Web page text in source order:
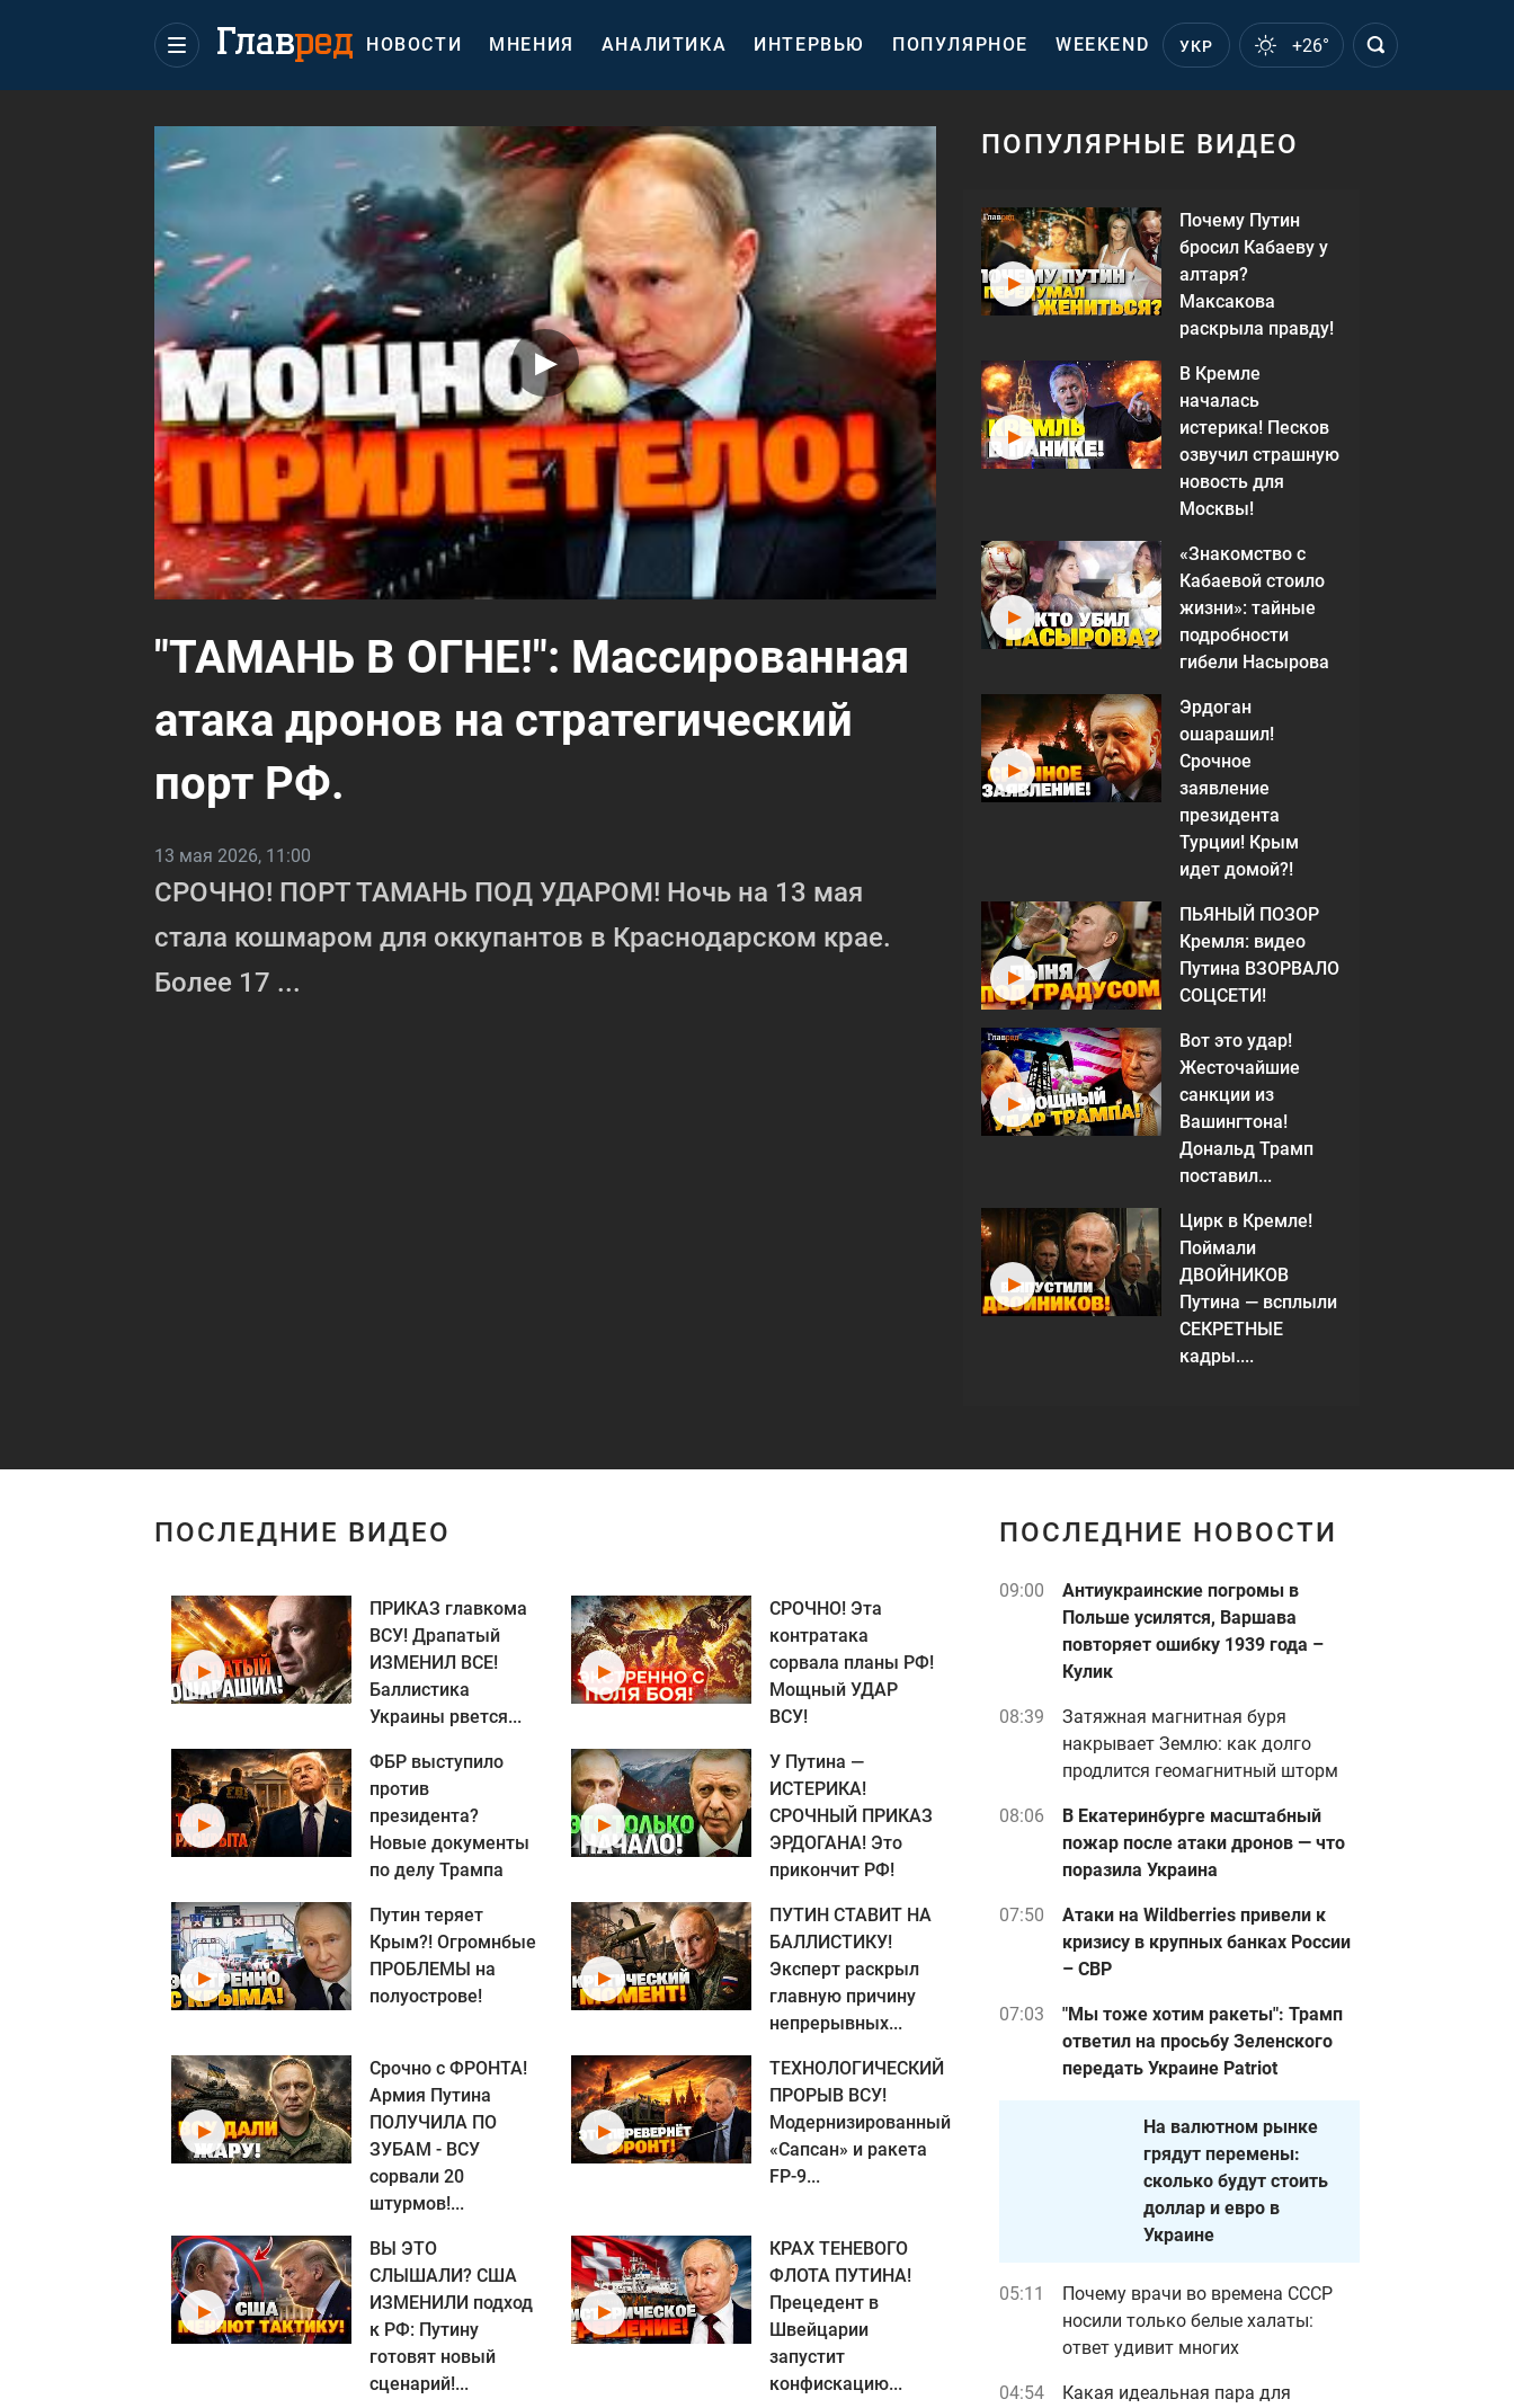
НОВОСТИ МНЕНИЯ АНАЛИТИКА ИНТЕРВЬЮ ПОПУЛЯРНОЕ WEEKEND УКР +26°
"ТАМАНЬ В ОГНЕ!": Массированная
атака дронов на стратегический
порт РФ.
13 мая 2026, 11:00
СРОЧНО! ПОРТ ТАМАНЬ ПОД УДАРОМ! Ночь на 13 мая
стала кошмаром для оккупантов в Краснодарском крае.
Более 17 ...
ПОПУЛЯРНЫЕ ВИДЕО
Почему Путин
бросил Кабаеву у
алтаря?
Максакова
раскрыла правду!
В Кремле
началась
истерика! Песков
озвучил страшную
новость для
Москвы!
«Знакомство с
Кабаевой стоило
жизни»: тайные
подробности
гибели Насырова
Эрдоган
ошарашил!
Срочное
заявление
президента
Турции! Крым
идет домой?!
ПЬЯНЫЙ ПОЗОР
Кремля: видео
Путина ВЗОРВАЛО
СОЦСЕТИ!
Вот это удар!
Жесточайшие
санкции из
Вашингтона!
Дональд Трамп
поставил...
Цирк в Кремле!
Поймали
ДВОЙНИКОВ
Путина — всплыли
СЕКРЕТНЫЕ
кадры....
ПОСЛЕДНИЕ ВИДЕО
ПРИКАЗ главкома
ВСУ! Драпатый
ИЗМЕНИЛ ВСЕ!
Баллистика
Украины рвется...
СРОЧНО! Эта
контратака
сорвала планы РФ!
Мощный УДАР
ВСУ!
ФБР выступило
против
президента?
Новые документы
по делу Трампа
У Путина —
ИСТЕРИКА!
СРОЧНЫЙ ПРИКАЗ
ЭРДОГАНА! Это
прикончит РФ!
Путин теряет
Крым?! Огромнбые
ПРОБЛЕМЫ на
полуострове!
ПУТИН СТАВИТ НА
БАЛЛИСТИКУ!
Эксперт раскрыл
главную причину
непрерывных...
Срочно с ФРОНТА!
Армия Путина
ПОЛУЧИЛА ПО
ЗУБАМ - ВСУ
сорвали 20
штурмов!...
ТЕХНОЛОГИЧЕСКИЙ
ПРОРЫВ ВСУ!
Модернизированный
«Сапсан» и ракета
FP-9...
ВЫ ЭТО
СЛЫШАЛИ? США
ИЗМЕНИЛИ подход
к РФ: Путину
готовят новый
сценарий!...
КРАХ ТЕНЕВОГО
ФЛОТА ПУТИНА!
Прецедент в
Швейцарии
запустит
конфискацию...
ПОСЛЕДНИЕ НОВОСТИ
09:00
Антиукраинские погромы в
Польше усилятся, Варшава
повторяет ошибку 1939 года –
Кулик
08:39
Затяжная магнитная буря
накрывает Землю: как долго
продлится геомагнитный шторм
08:06
В Екатеринбурге масштабный
пожар после атаки дронов — что
поразила Украина
07:50
Атаки на Wildberries привели к
кризису в крупных банках России
– СВР
07:03
"Мы тоже хотим ракеты": Трамп
ответил на просьбу Зеленского
передать Украине Patriot
На валютном рынке
грядут перемены:
сколько будут стоить
доллар и евро в
Украине
05:11
Почему врачи во времена СССР
носили только белые халаты:
ответ удивит многих
04:54
Какая идеальная пара для